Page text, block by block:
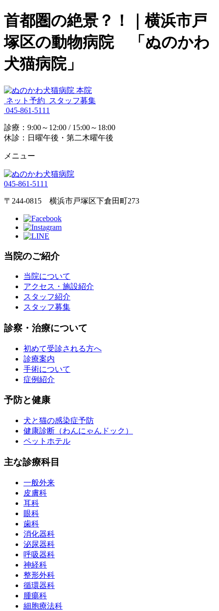
首都圏の絶景？！｜横浜市戸
塚区の動物病院 「ぬのかわ
犬猫病院」
ネット予約
スタッフ募集
045-861-5111
診療：9:00～12:00 / 15:00～18:00
休診：日曜午後・第二木曜午後
メニュー
045-861-5111
〒244-0815 横浜市戸塚区下倉田町273
当院のご紹介
当院について
アクセス・施設紹介
スタッフ紹介
スタッフ募集
診察・治療について
初めて受診される方へ
診療案内
手術について
症例紹介
予防と健康
犬と猫の感染症予防
健康診断（わんにゃんドック）
ペットホテル
主な診療科目
一般外来
皮膚科
耳科
眼科
歯科
消化器科
泌尿器科
呼吸器科
神経科
整形外科
循環器科
腫瘍科
細胞療法科